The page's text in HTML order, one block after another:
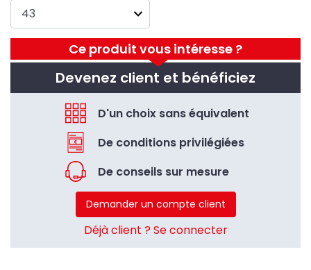
Ce produit vous intéresse ?
Devenez client et bénéficiez
D'un choix sans équivalent
De conditions privilégiées
De conseils sur mesure
Demander un compte client
Déjà client ? Se connecter